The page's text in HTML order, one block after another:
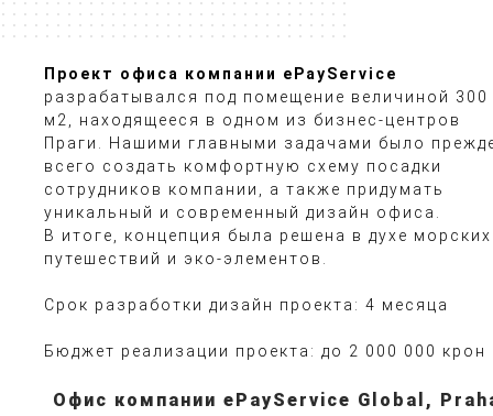
Проект офиса компании ePayService
разрабатывался под помещение величиной 300
м2, находящееся в одном из бизнес-центров
Праги. Нашими главными задачами было
всего создать комфортную схему посадки
сотрудников компании, а также придумать
уникальный и современный дизайн офиса.
В итоге, концепция была решена в духе морских
путешествий и эко-элементов.
Срок разработки дизайн проекта: 4 месяца
Бюджет реализации проекта: до 2 000 000 крон
Офис компании ePayService Global,